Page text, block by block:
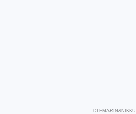
©TEMARIN&NIKKU